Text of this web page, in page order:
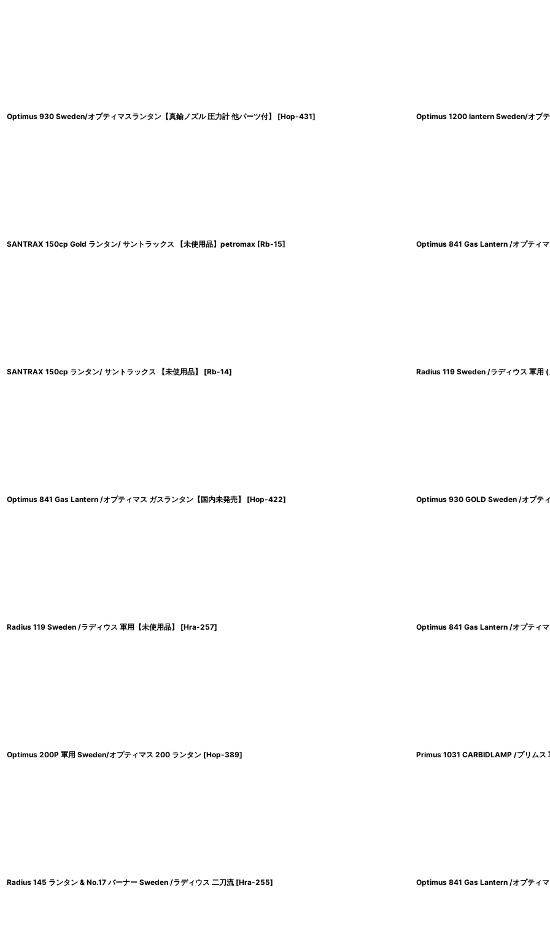
Optimus 930 Sweden/オプティマスランタン【真鍮ノズル 圧力計 他パーツ付】 [Hop-431] Optimus 1200 lantern Sweden/オプテ
SANTRAX 150cp Gold ランタン/ サントラックス 【未使用品】petromax [Rb-15] Optimus 841 Gas Lantern /オプティ
SANTRAX 150cp ランタン/ サントラックス 【未使用品】 [Rb-14] Radius 119 Sweden /ラディウス 軍用
Optimus 841 Gas Lantern /オプティマス ガスランタン【国内未発売】 [Hop-422] Optimus 930 GOLD Sweden /オプテ
Radius 119 Sweden /ラディウス 軍用【未使用品】 [Hra-257] Optimus 841 Gas Lantern /オプティ
Optimus 200P 軍用 Sweden/オプティマス 200 ランタン [Hop-389] Primus 1031 CARBIDLAMP /プリムス
Radius 145 ランタン & No.17 バーナー Sweden /ラディウス 二刀流 [Hra-255] Optimus 841 Gas Lantern /オプティ